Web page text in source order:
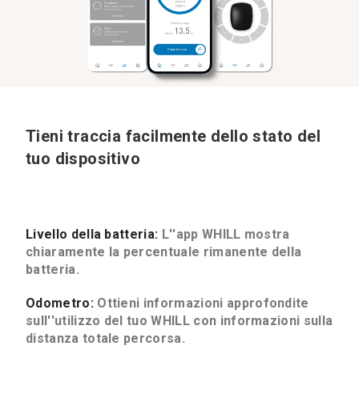
Tieni traccia facilmente dello stato del
tuo dispositivo
Livello della batteria: L''app WHILL mostra
chiaramente la percentuale rimanente della
batteria.
Odometro: Ottieni informazioni approfondite
sull''utilizzo del tuo WHILL con informazioni sulla
distanza totale percorsa.